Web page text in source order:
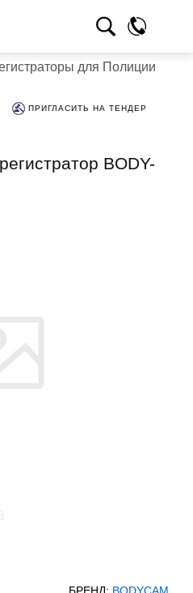
для Полиции
ПРИГЛАСИТЬ НА ТЕНДЕР
BODY-
БРЕНД: BODYCAM